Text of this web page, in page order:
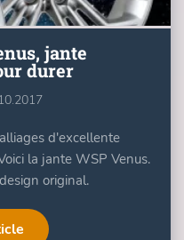
jante
durer
d'excellente
la jante WSP Venus.
original.